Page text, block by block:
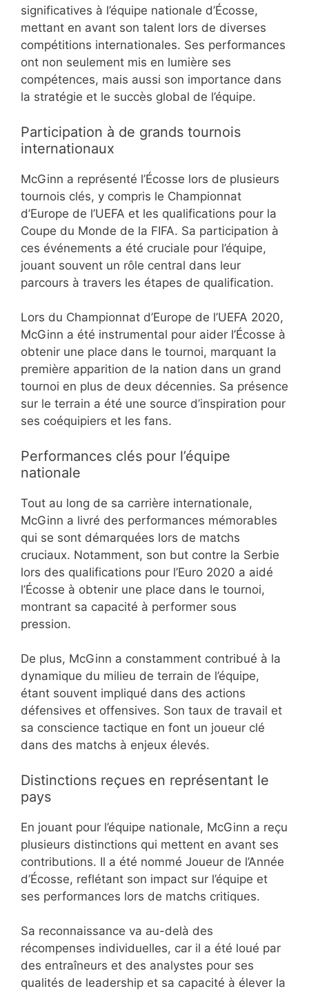
significatives à l’équipe nationale d’Écosse,
mettant en avant son talent lors de diverses
compétitions internationales. Ses performances
ont non seulement mis en lumière ses
compétences, mais aussi son importance dans
la stratégie et le succès global de l’équipe.
Participation à de grands tournois
internationaux
McGinn a représenté l’Écosse lors de plusieurs
tournois clés, y compris le Championnat
d’Europe de l’UEFA et les qualifications pour la
Coupe du Monde de la FIFA. Sa participation à
ces événements a été cruciale pour l’équipe,
jouant souvent un rôle central dans leur
parcours à travers les étapes de qualification.
Lors du Championnat d’Europe de l’UEFA 2020,
McGinn a été instrumental pour aider l’Écosse à
obtenir une place dans le tournoi, marquant la
première apparition de la nation dans un grand
tournoi en plus de deux décennies. Sa présence
sur le terrain a été une source d’inspiration pour
ses coéquipiers et les fans.
Performances clés pour l’équipe
nationale
Tout au long de sa carrière internationale,
McGinn a livré des performances mémorables
qui se sont démarquées lors de matchs
cruciaux. Notamment, son but contre la Serbie
lors des qualifications pour l’Euro 2020 a aidé
l’Écosse à obtenir une place dans le tournoi,
montrant sa capacité à performer sous
pression.
De plus, McGinn a constamment contribué à la
dynamique du milieu de terrain de l’équipe,
étant souvent impliqué dans des actions
défensives et offensives. Son taux de travail et
sa conscience tactique en font un joueur clé
dans des matchs à enjeux élevés.
Distinctions reçues en représentant le
pays
En jouant pour l’équipe nationale, McGinn a reçu
plusieurs distinctions qui mettent en avant ses
contributions. Il a été nommé Joueur de l’Année
d’Écosse, reflétant son impact sur l’équipe et
ses performances lors de matchs critiques.
Sa reconnaissance va au-delà des
récompenses individuelles, car il a été loué par
des entraîneurs et des analystes pour ses
qualités de leadership et sa capacité à élever la